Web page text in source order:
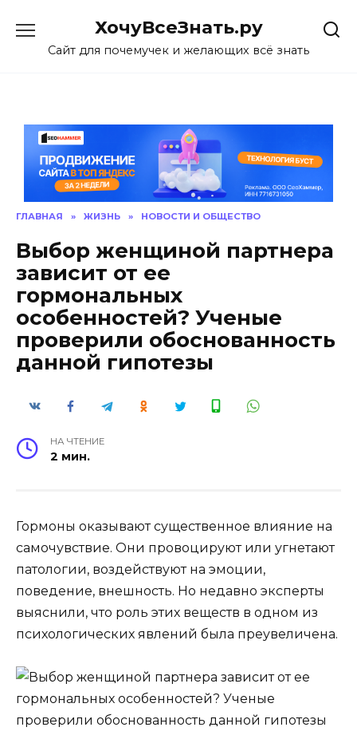
content
ХочуВсеЗнать.ру
Сайт для почемучек и желающих всё знать
ГЛАВНАЯ » ЖИЗНЬ » НОВОСТИ И ОБЩЕСТВО
Выбор женщиной партнера
зависит от ее
гормональных
особенностей? Ученые
проверили обоснованность
данной гипотезы
НА ЧТЕНИЕ
2 мин.
Гормоны оказывают существенное влияние на
самочувствие. Они провоцируют или угнетают
патологии, воздействуют на эмоции,
поведение, внешность. Но недавно эксперты
выяснили, что роль этих веществ в одном из
психологических явлений была преувеличена.